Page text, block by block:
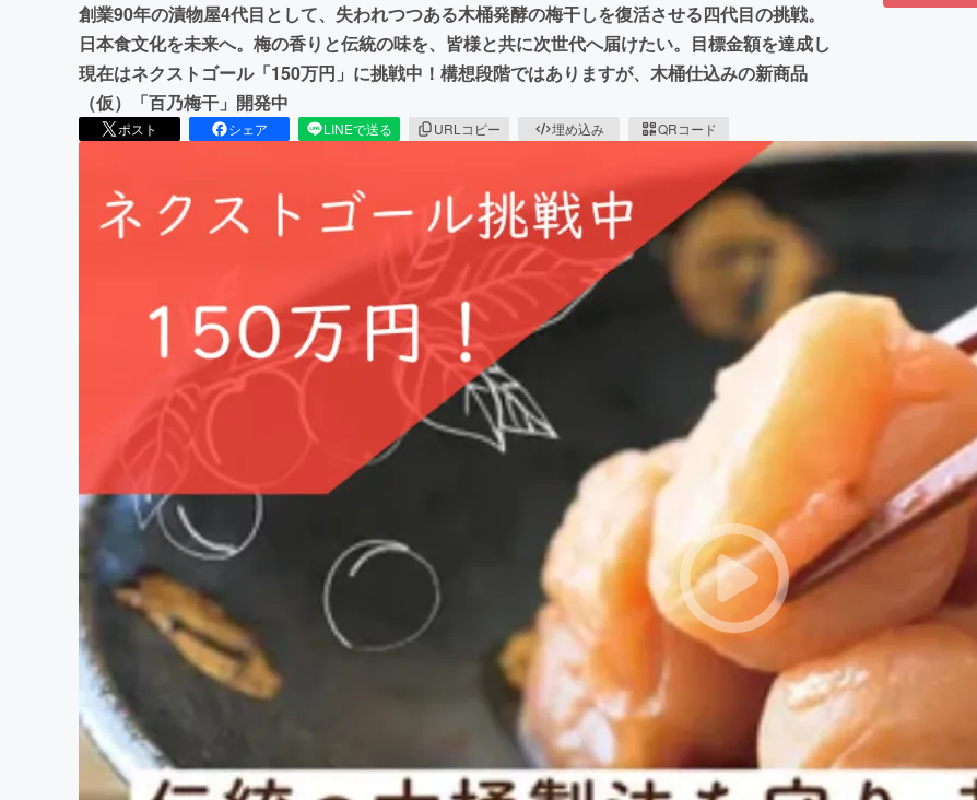
創業90年の漬物屋4代目として、失われつつある木桶発酵の梅干しを復活させる四代目の挑戦。
日本食文化を未来へ。梅の香りと伝統の味を、皆様と共に次世代へ届けたい。目標金額を達成し
現在はネクストゴール「150万円」に挑戦中！構想段階ではありますが、木桶仕込みの新商品
（仮）「百乃梅干」開発中
ポスト シェア LINEで送る URLコピー 埋め込み QRコード